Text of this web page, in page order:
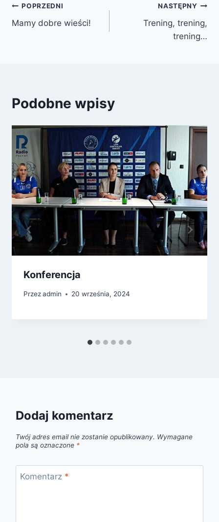
Nawigacja
wpisu
POPRZEDNI
Mamy dobre wieści!
NASTĘPNY
Trening, trening,
trening…
Podobne wpisy
Konferencja
Przezadmin 20 września, 2024
Dodaj komentarz
Twój adres email nie zostanie opublikowany. Wymagane
pola są oznaczone *
Komentarz *